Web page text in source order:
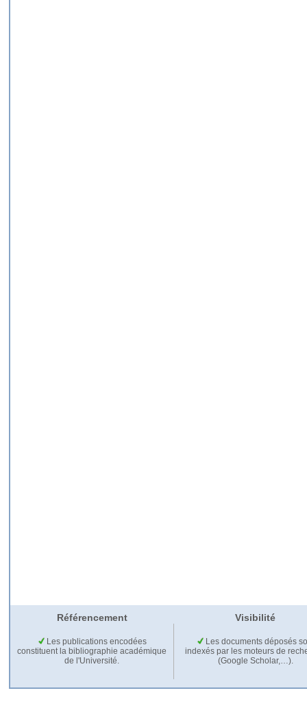
Référencement Visibilité
Les publications encodées
constituent la bibliographie académique
de l'Université.
Les documents déposés
indexés par les moteurs de
(Google Scholar,…).